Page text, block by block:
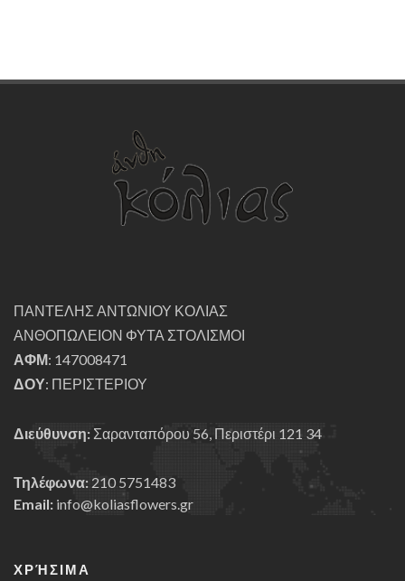
ΠΑΝΤΕΛΗΣ ΑΝΤΩΝΙΟΥ ΚΟΛΙΑΣ
ΑΝΘΟΠΩΛΕΙΟΝ ΦΥΤΑ ΣΤΟΛΙΣΜΟΙ
ΑΦΜ: 147008471
ΔΟΥ: ΠΕΡΙΣΤΕΡΙΟΥ
Διεύθυνση: Σαρανταπόρου 56, Περιστέρι 121 34
Τηλέφωνα: 210 5751483
Email: info@koliasflowers.gr
ΧΡΉΣΙΜΑ